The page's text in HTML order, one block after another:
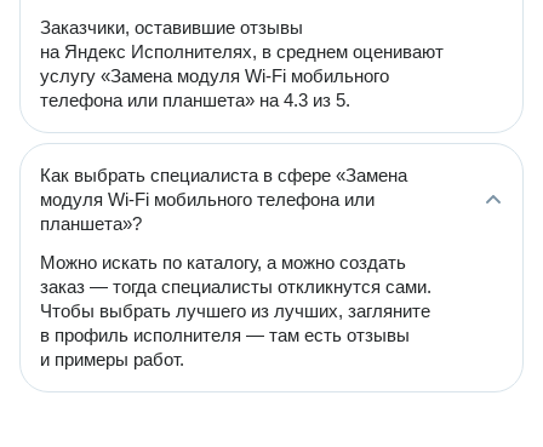
Заказчики, оставившие отзывы
на Яндекс Исполнителях, в среднем оценивают
услугу «Замена модуля Wi-Fi мобильного
телефона или планшета» на 4.3 из 5.
Как выбрать специалиста в сфере «Замена
модуля Wi-Fi мобильного телефона или
планшета»?
Можно искать по каталогу, а можно создать
заказ — тогда специалисты откликнутся сами.
Чтобы выбрать лучшего из лучших, загляните
в профиль исполнителя — там есть отзывы
и примеры работ.